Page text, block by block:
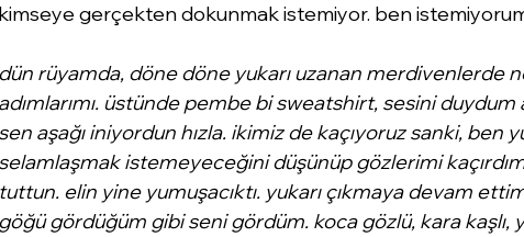
kimseye gerçekten dokunmak istemiyor. ben
dün rüyamda, döne döne yukarı uzanan merdivenlerde
adımlarımı. üstünde pembe bi sweatshirt, sesini duydum
sen aşağı iniyordun hızla. ikimiz de kaçıyoruz sanki, ben
selamlaşmak istemeyeceğini düşünüp gözlerimi
tuttun. elin yine yumuşacıktı. yukarı çıkmaya devam
göğü gördüğüm gibi seni gördüm. koca gözlü, kara kaşlı,